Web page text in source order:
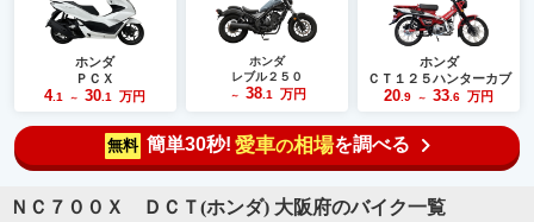
ホンダ
ＰＣＸ
4.1 ～ 30 .1 万円
ホンダ
レブル２５０
～ 38.1 万円
ホンダ
ＣＴ１２５ハンターカブ
20 .9 ～ 33 .6 万円
無料 簡単30秒! 愛車の相場を調べる
ＮＣ７００Ｘ ＤＣＴ(ホンダ) 大阪府のバイク一覧